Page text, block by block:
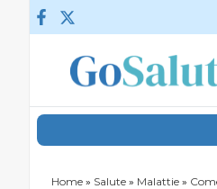
Vai al contenuto
Home » Salute » Malattie »